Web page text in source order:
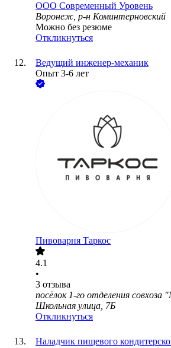
ООО Современный Уровень
Воронеж, р-н Коминтерновский
Можно без резюме
Откликнуться
Ведущий инженер-механик
Опыт 3-6 лет
Пивоварня Таркос
4.1
•
3 отзыва
посёлок 1-го отделения совхоза
Школьная улица, 7Б
Откликнуться
Наладчик пищевого